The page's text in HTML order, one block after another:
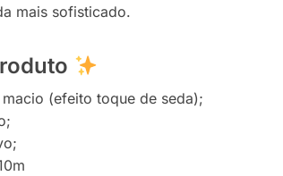
mais sofisticado.
(efeito toque de seda);